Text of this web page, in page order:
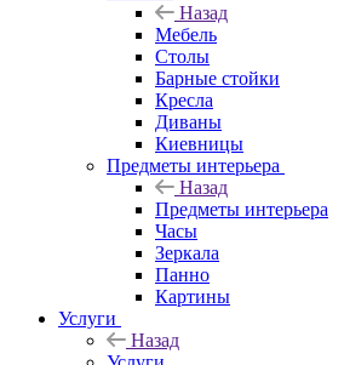
Назад
Мебель
Столы
Барные стойки
Кресла
Диваны
Киевницы
Предметы интерьера
Назад
Предметы интерьера
Часы
Зеркала
Панно
Картины
Услуги
Назад